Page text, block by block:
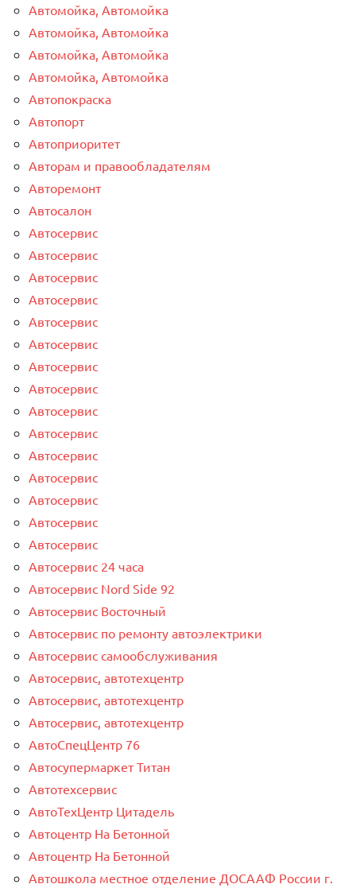
Автомойка, Автомойка
Автомойка, Автомойка
Автомойка, Автомойка
Автомойка, Автомойка
Автопокраска
Автопорт
Автоприоритет
Авторам и правообладателям
Авторемонт
Автосалон
Автосервис
Автосервис
Автосервис
Автосервис
Автосервис
Автосервис
Автосервис
Автосервис
Автосервис
Автосервис
Автосервис
Автосервис
Автосервис
Автосервис
Автосервис
Автосервис 24 часа
Автосервис Nord Side 92
Автосервис Восточный
Автосервис по ремонту автоэлектрики
Автосервис самообслуживания
Автосервис, автотехцентр
Автосервис, автотехцентр
Автосервис, автотехцентр
АвтоСпецЦентр 76
Автосупермаркет Титан
Автотехсервис
АвтоТехЦентр Цитадель
Автоцентр На Бетонной
Автоцентр На Бетонной
Автошкола местное отделение ДОСААФ России г.